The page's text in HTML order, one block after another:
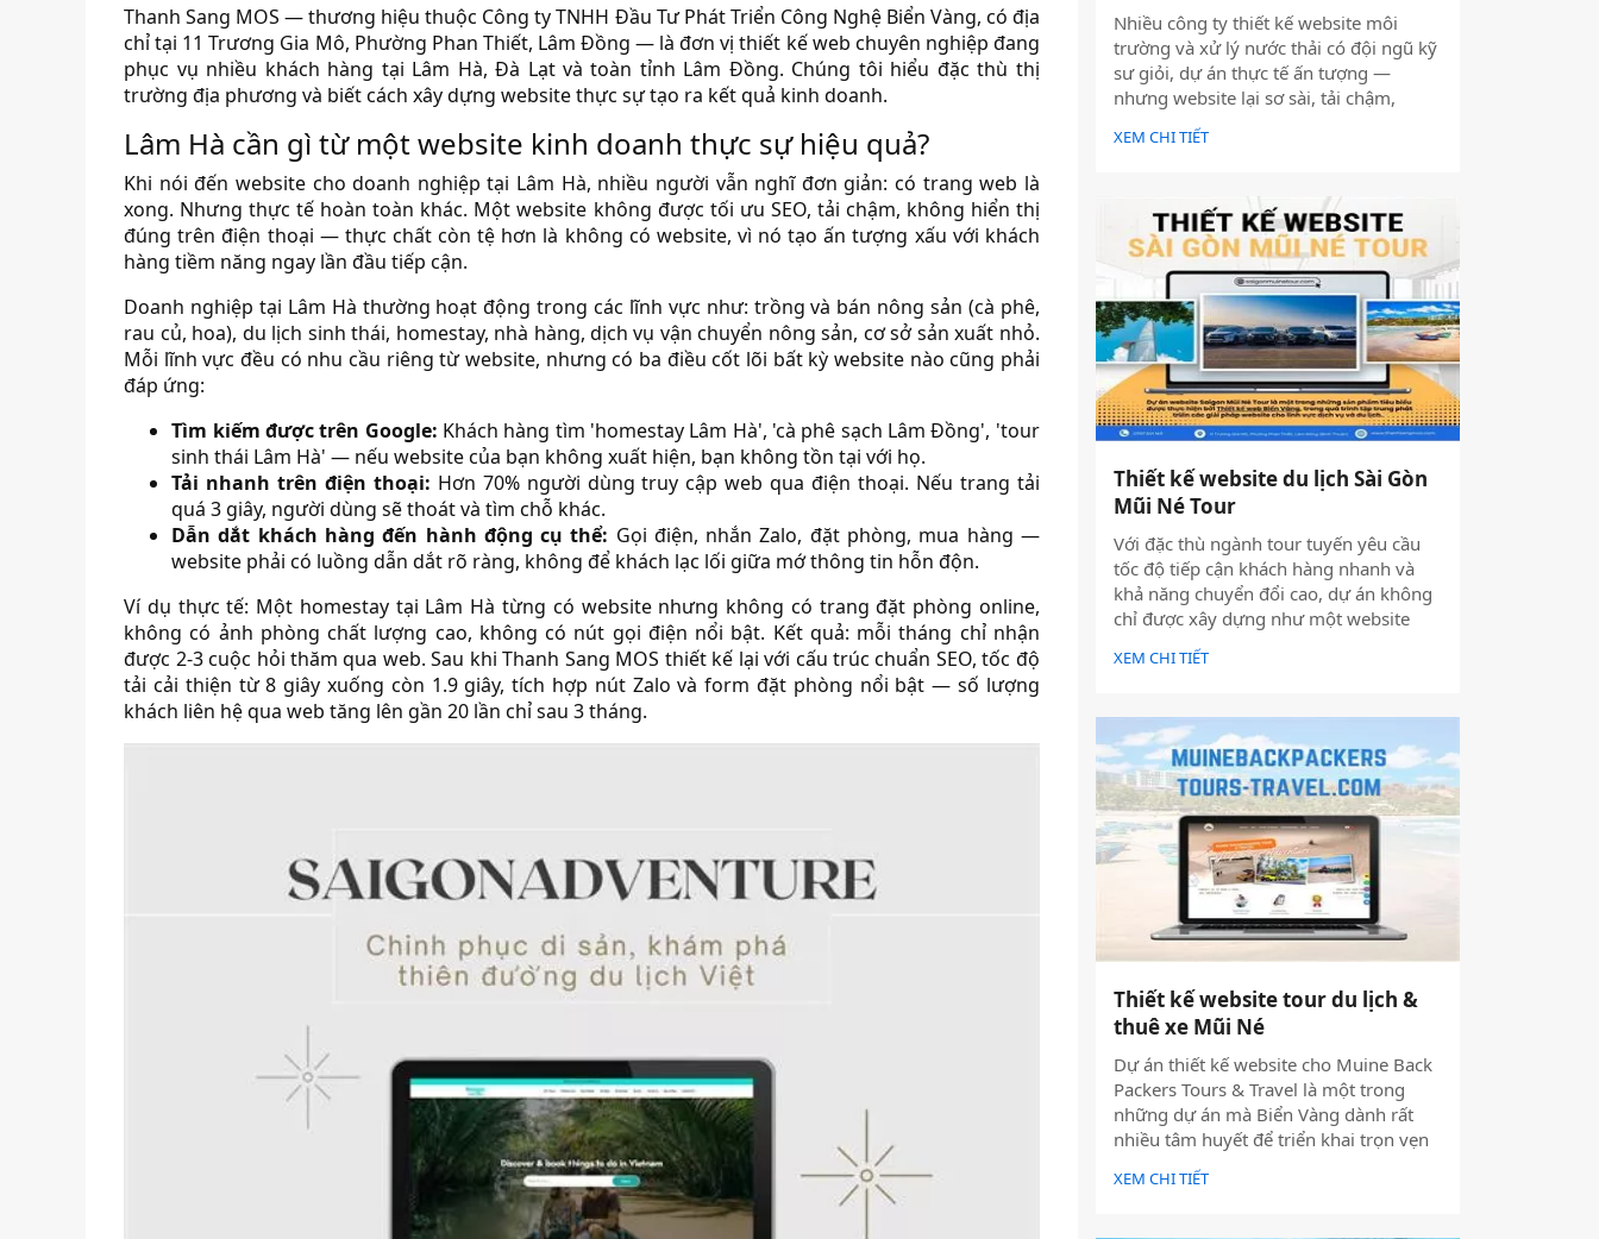
Thanh Sang MOS — thương hiệu thuộc Công ty TNHH Đầu Tư Phát Triển Công Nghệ Biển Vàng, có địa
chỉ tại 11 Trương Gia Mô, Phường Phan Thiết, Lâm Đồng — là đơn vị thiết kế web chuyên nghiệp đang
phục vụ nhiều khách hàng tại Lâm Hà, Đà Lạt và toàn tỉnh Lâm Đồng. Chúng tôi hiểu đặc thù thị
trường địa phương và biết cách xây dựng website thực sự tạo ra kết quả kinh doanh.
Lâm Hà cần gì từ một website kinh doanh thực sự hiệu quả?
Khi nói đến website cho doanh nghiệp tại Lâm Hà, nhiều người vẫn nghĩ đơn giản: có trang web là
xong. Nhưng thực tế hoàn toàn khác. Một website không được tối ưu SEO, tải chậm, không hiển thị
đúng trên điện thoại — thực chất còn tệ hơn là không có website, vì nó tạo ấn tượng xấu với khách
hàng tiềm năng ngay lần đầu tiếp cận.
Doanh nghiệp tại Lâm Hà thường hoạt động trong các lĩnh vực như: trồng và bán nông sản (cà phê,
rau củ, hoa), du lịch sinh thái, homestay, nhà hàng, dịch vụ vận chuyển nông sản, cơ sở sản xuất nhỏ.
Mỗi lĩnh vực đều có nhu cầu riêng từ website, nhưng có ba điều cốt lõi bất kỳ website nào cũng phải
đáp ứng:
Tìm kiếm được trên Google: Khách hàng tìm 'homestay Lâm Hà', 'cà phê sạch Lâm Đồng', 'tour
sinh thái Lâm Hà' — nếu website của bạn không xuất hiện, bạn không tồn tại với họ.
Tải nhanh trên điện thoại: Hơn 70% người dùng truy cập web qua điện thoại. Nếu trang tải
quá 3 giây, người dùng sẽ thoát và tìm chỗ khác.
Dẫn dắt khách hàng đến hành động cụ thể: Gọi điện, nhắn Zalo, đặt phòng, mua hàng —
website phải có luồng dẫn dắt rõ ràng, không để khách lạc lối giữa mớ thông tin hỗn độn.
Ví dụ thực tế: Một homestay tại Lâm Hà từng có website nhưng không có trang đặt phòng online,
không có ảnh phòng chất lượng cao, không có nút gọi điện nổi bật. Kết quả: mỗi tháng chỉ nhận
được 2-3 cuộc hỏi thăm qua web. Sau khi Thanh Sang MOS thiết kế lại với cấu trúc chuẩn SEO, tốc độ
tải cải thiện từ 8 giây xuống còn 1.9 giây, tích hợp nút Zalo và form đặt phòng nổi bật — số lượng
khách liên hệ qua web tăng lên gần 20 lần chỉ sau 3 tháng.
Nhiều công ty thiết kế website môi
trường và xử lý nước thải có đội ngũ kỹ
sư giỏi, dự án thực tế ấn tượng —
nhưng website lại sơ sài, tải chậm,
không có trên Google. Hệ quả là hợp
đồng B2B bị đối thủ có website chuyên
thuật của bạn hoàn toàn vượt trội.
XEM CHI TIẾT
Thiết kế website du lịch Sài Gòn
Mũi Né Tour
Với đặc thù ngành tour tuyến yêu cầu
tốc độ tiếp cận khách hàng nhanh và
khả năng chuyển đổi cao, dự án không
chỉ được xây dựng như một website
giới thiệu thông tin, mà được định
hướng trở thành một công cụ hỗ trợ
XEM CHI TIẾT
Thiết kế website tour du lịch &
thuê xe Mũi Né
Dự án thiết kế website cho Muine Back
Packers Tours & Travel là một trong
những dự án mà Biển Vàng dành rất
nhiều tâm huyết để triển khai trọn vẹn
cả về giao diện, trải nghiệm người dùng
và hiệu quả vận hành thực tế.
XEM CHI TIẾT